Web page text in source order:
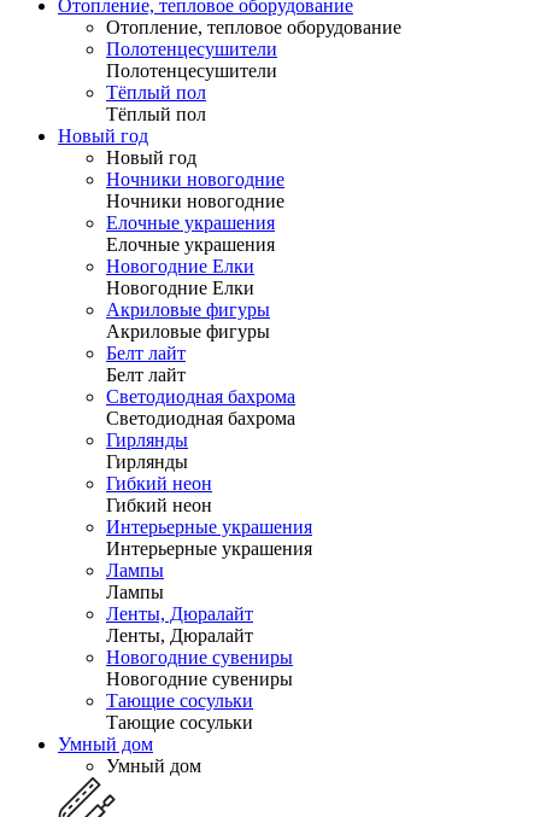
Отопление, тепловое оборудование
Отопление, тепловое оборудование
Полотенцесушители
Полотенцесушители
Тёплый пол
Тёплый пол
Новый год
Новый год
Ночники новогодние
Ночники новогодние
Елочные украшения
Елочные украшения
Новогодние Елки
Новогодние Елки
Акриловые фигуры
Акриловые фигуры
Белт лайт
Белт лайт
Светодиодная бахрома
Светодиодная бахрома
Гирлянды
Гирлянды
Гибкий неон
Гибкий неон
Интерьерные украшения
Интерьерные украшения
Лампы
Лампы
Ленты, Дюралайт
Ленты, Дюралайт
Новогодние сувениры
Новогодние сувениры
Тающие сосульки
Тающие сосульки
Умный дом
Умный дом